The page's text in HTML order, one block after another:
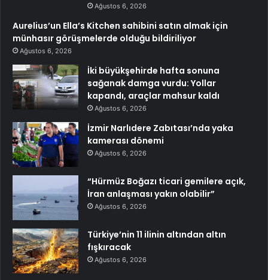
Ağustos 6, 2026
Aurelius’un Ella’s Kitchen sahibini satın almak için
münhasır görüşmelerde olduğu bildiriliyor
Ağustos 6, 2026
İki büyükşehirde hafta sonuna
sağanak damga vurdu: Yollar
kapandı, araçlar mahsur kaldı
Ağustos 6, 2026
İzmir Narlıdere Zabıtası’nda yaka
kamerası dönemi
Ağustos 6, 2026
“Hürmüz Boğazı ticari gemilere açık,
İran anlaşması yakın olabilir”
Ağustos 6, 2026
Türkiye’nin 11 ilinin altından altın
fışkıracak
Ağustos 6, 2026